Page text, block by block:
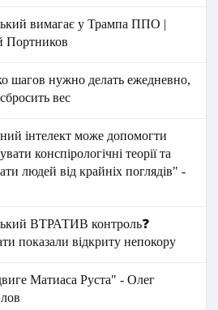
вимагає у Трампа ППО |
Портников
шагов нужно делать ежедневно,
вес
інтелект може допомогти
конспірологічні теорії та
людей від крайніх поглядів" -
ВТРАТИВ контроль❓
показали відкриту непокору
Матиаса Руста" - Олег